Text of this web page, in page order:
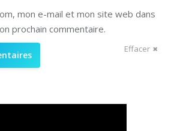
mon e-mail et mon site web dans
prochain commentaire.
Effacer